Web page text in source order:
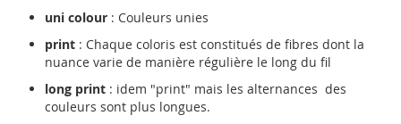
uni colour : Couleurs unies
print : Chaque coloris est constitués de fibres dont la
nuance varie de manière régulière le long du fil
long print : idem "print" mais les alternances des
couleurs sont plus longues.